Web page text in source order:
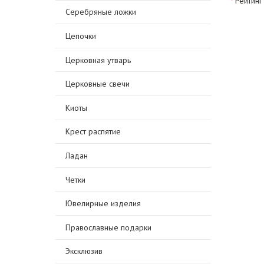
Серебряные ложки
Цепочки
Церковная утварь
Церковные свечи
Киоты
Крест распятие
Ладан
Четки
Ювелирные изделия
Православные подарки
Эксклюзив